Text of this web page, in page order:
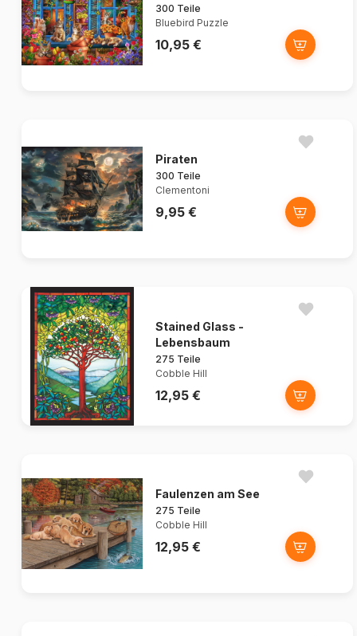
300 Teile
Bluebird Puzzle
10,95 €
Piraten
300 Teile
Clementoni
9,95 €
Stained Glass -
Lebensbaum
275 Teile
Cobble Hill
12,95 €
Faulenzen am See
275 Teile
Cobble Hill
12,95 €